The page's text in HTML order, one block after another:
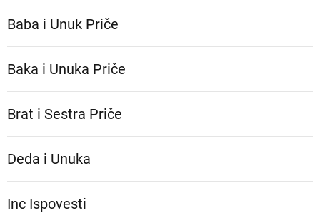
Baba i Unuk Priče
Baka i Unuka Pričе
Brat i Sestra Priče
Deda i Unuka
Inc Ispovesti